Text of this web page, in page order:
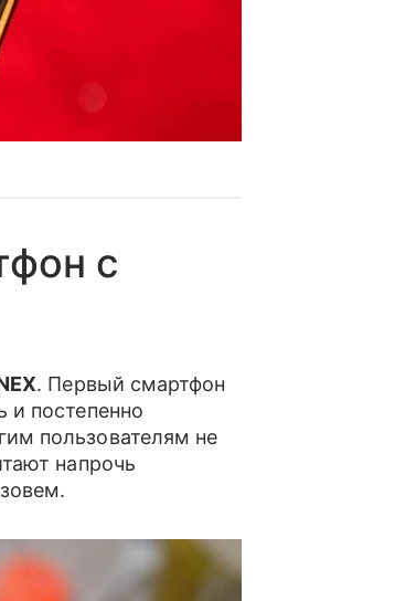
с
. Первый смартфон
и постепенно
пользователям не
напрочь